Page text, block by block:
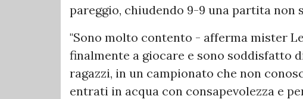
pareggio, chiudendo 9-9 una partita non
"Sono molto contento - afferma mister
finalmente a giocare e sono soddisfatto
ragazzi, in un campionato che non
entrati in acqua con consapevolezza e